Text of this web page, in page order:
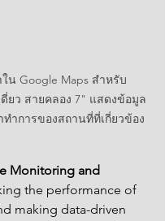
น Google Maps สำหรับ
ยว สายคลอง 7" แสดงข้อมูล
ำการของสถานที่ที่เกี่ยวข้อง
Monitoring and
the performance of
making data-driven